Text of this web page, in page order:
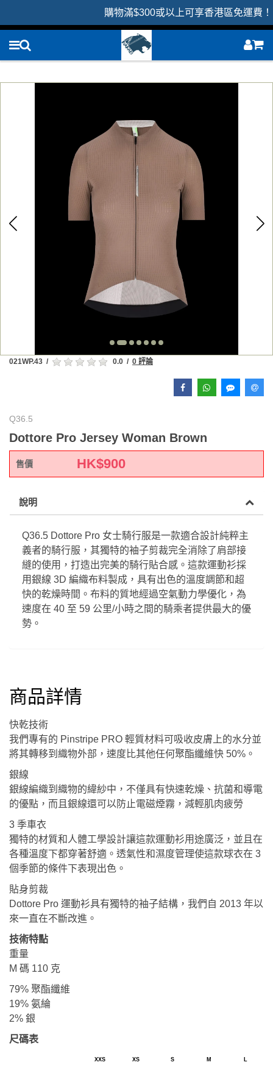
購物滿$300或以上可享香港區免運費
021WP.43 / 0.0 / 0 評論
Q36.5
Dottore Pro Jersey Woman Brown
售價 HK$900
說明
Q36.5 Dottore Pro 女士騎行服是一款適合設計純粹主
義者的騎行服，其獨特的袖子剪裁完全消除了肩部接
縫的使用，打造出完美的騎行貼合感。這款運動衫採
用銀線 3D 編織布料製成，具有出色的溫度調節和超
快的乾燥時間。布料的質地經過空氣動力學優化，為
速度在 40 至 59 公里/小時之間的騎乘者提供最大的優
勢。
商品詳情
快乾技術
我們專有的 Pinstripe PRO 輕質材料可吸收皮膚上的水分並
將其轉移到織物外部，速度比其他任何聚酯纖維快 50%。
銀線
銀線編織到織物的緯紗中，不僅具有快速乾燥、抗菌和導電
的優點，而且銀線還可以防止電磁煙霧，減輕肌肉疲勞
3 季車衣
獨特的材質和人體工學設計讓這款運動衫用途廣泛，並且在
各種溫度下都穿著舒適。透氣性和濕度管理使這款球衣在 3
個季節的條件下表現出色。
貼身剪裁
Dottore Pro 運動衫具有獨特的袖子結構，我們自 2013 年以
來一直在不斷改進。
技術特點
重量
M 碼 110 克
79% 聚酯纖維
19% 氨綸
2% 銀
尺碼表
XXS XS S M L